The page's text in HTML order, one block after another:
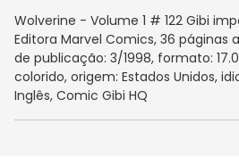
Wolverine - Volume 1 # 122 Gibi
Editora Marvel Comics, 36
de publicação: 3/1998, formato:
colorido, origem: Estados Unidos,
Inglês, Comic Gibi HQ